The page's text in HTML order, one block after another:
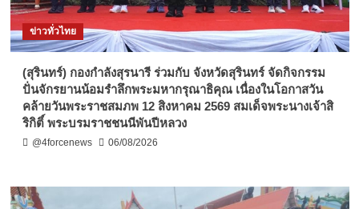
ข่าวทั่วไทย
(สุรินทร์) กองกำลังสุรนารี ร่วมกับ จังหวัดสุรินทร์ จัดกิจกรรม
ปั่นจักรยานน้อมรำลึกพระมหากรุณาธิคุณ เนื่องในโอกาสวัน
คล้ายวันพระราชสมภพ 12 สิงหาคม 2569 สมเด็จพระนางเจ้าสิ
ริกิติ์ พระบรมราชชนนีพันปีหลวง
@4forcenews 06/08/2026